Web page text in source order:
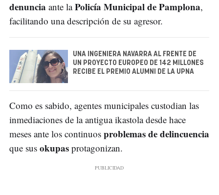
denuncia ante laPolicía Municipal de Pamplona,
facilitando una descripción de su agresor.
UNA INGENIERA NAVARRA AL FRENTE DE
UN PROYECTO EUROPEO DE 142 MILLONES
RECIBE EL PREMIO ALUMNI DE LA UPNA
Como es sabido, agentes municipales custodian las
inmediaciones de la antigua ikastola desde hace
meses ante los continuos problemas de delincuencia
que sus okupas protagonizan.